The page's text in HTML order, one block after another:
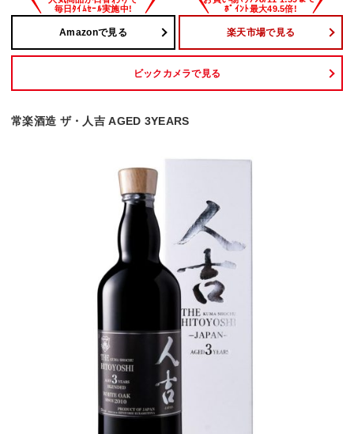
Amazonで見る 楽天市場で見る
ビックカメラで見る
常楽酒造 ザ・人吉 AGED 3YEARS